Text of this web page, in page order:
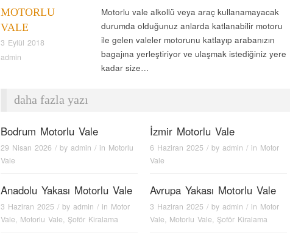
MOTORLU
VALE
3 Eylül 2018
admin
Motorlu vale alkollü veya araç kullanamayacak
durumda olduğunuz anlarda katlanabilir motoru
ile gelen valeler motorunu katlayıp arabanızın
bagajına yerleştiriyor ve ulaşmak istediğiniz yere
kadar size…
daha fazla yazı
Bodrum Motorlu Vale
29 Nisan 2026 / by admin / in Motorlu
Vale
İzmir Motorlu Vale
6 Haziran 2025 / by admin / in Motor
Vale
Anadolu Yakası Motorlu Vale
3 Haziran 2025 / by admin / in Motor
Vale, Motorlu Vale, Şoför Kiralama
Avrupa Yakası Motorlu Vale
3 Haziran 2025 / by admin / in Motor
Vale, Motorlu Vale, Şoför Kiralama